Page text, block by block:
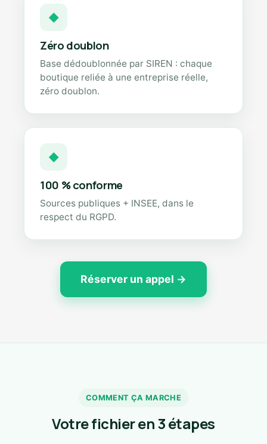
◆
Zéro doublon
Base dédoublonnée par SIREN : chaque
boutique reliée à une entreprise réelle,
zéro doublon.
◆
100 % conforme
Sources publiques + INSEE, dans le
respect du RGPD.
Réserver un appel →
COMMENT ÇA MARCHE
Votre fichier en 3 étapes